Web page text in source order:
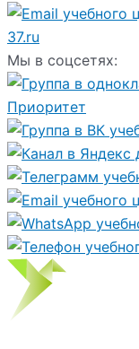
37.ru
Мы в соцсетях: